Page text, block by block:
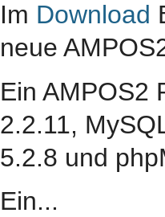
Im Download
neue
Ein AMPOS2
2.2.11,
5.2.8 und
Ein...